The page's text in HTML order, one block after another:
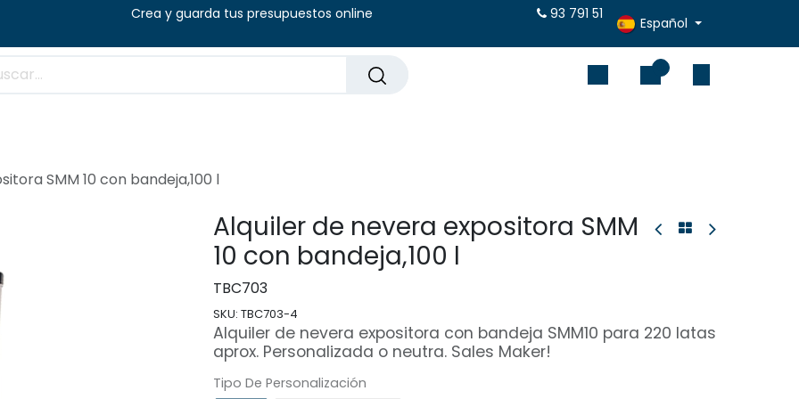
- 14:00 (V) Crea y guarda tus presupuestos online
93 791 51
Español
SMM 10 con bandeja,100 l
Alquiler de nevera expositora SMM
10 con bandeja,100 l
TBC703
SKU: TBC703-4
Alquiler de nevera expositora con bandeja SMM10 para 220 latas
aprox. Personalizada o neutra. Sales Maker!
Tipo De Personalización